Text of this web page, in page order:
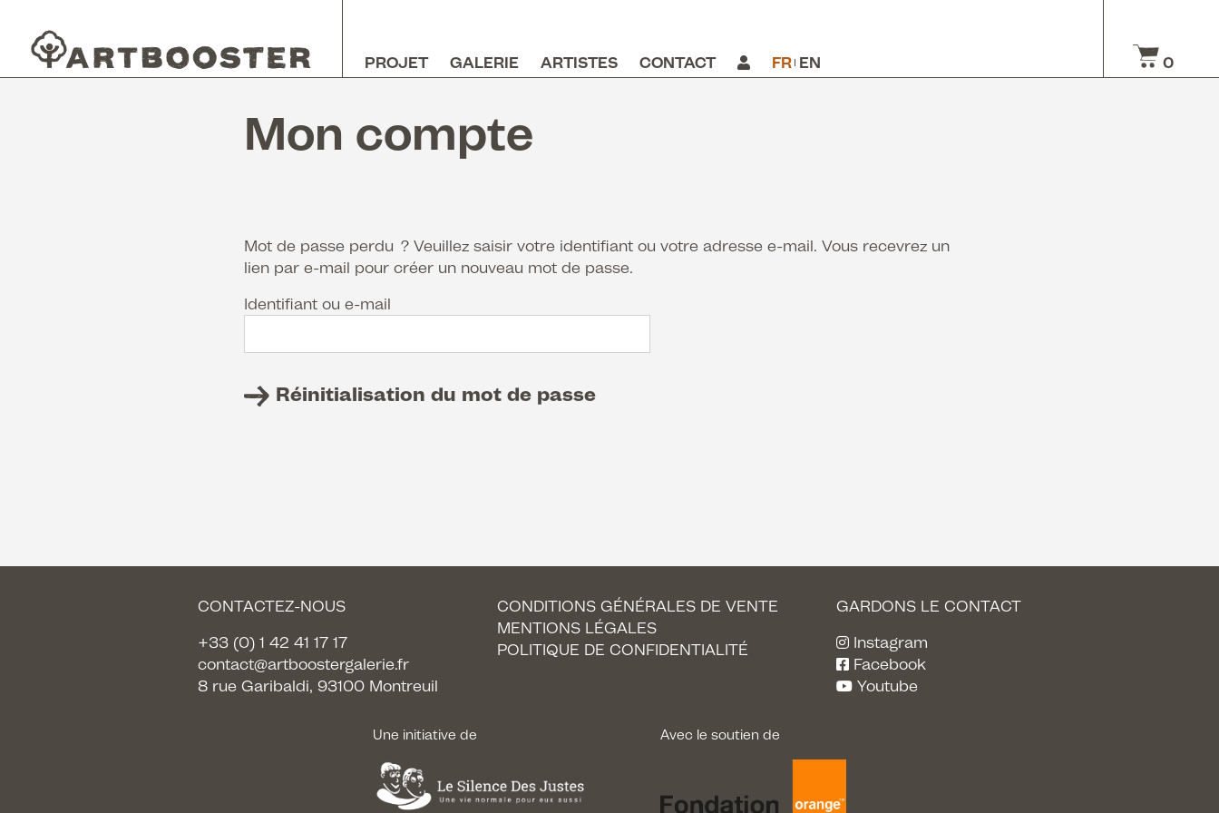
PROJET GALERIE ARTISTES CONTACT FR EN 0
Mon compte
Mot de passe perdu ? Veuillez saisir votre identifiant ou votre adresse e-mail. Vous recevrez un
lien par e-mail pour créer un nouveau mot de passe.
Identifiant ou e-mail
Réinitialisation du mot de passe
CONTACTEZ-NOUS
+33 (0) 1 42 41 17 17
contact@artboostergalerie.fr
8 rue Garibaldi, 93100 Montreuil
CONDITIONS GÉNÉRALES DE VENTE
MENTIONS LÉGALES
POLITIQUE DE CONFIDENTIALITÉ
GARDONS LE CONTACT
Instagram
Facebook
Youtube
Une initiative de Avec le soutien de